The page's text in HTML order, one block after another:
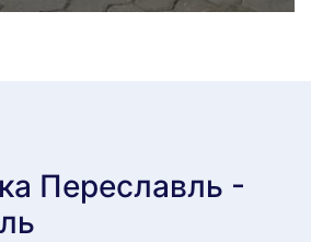
Переславль -